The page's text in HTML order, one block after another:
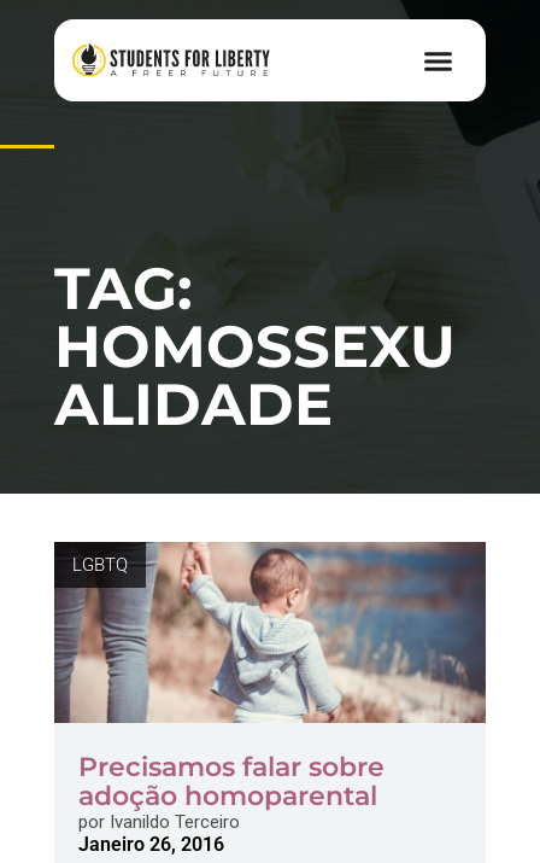
TAG:
HOMOSSEXU
ALIDADE
LGBTQ
Precisamos falar sobre
adoção homoparental
porIvanildo Terceiro
Janeiro 26, 2016